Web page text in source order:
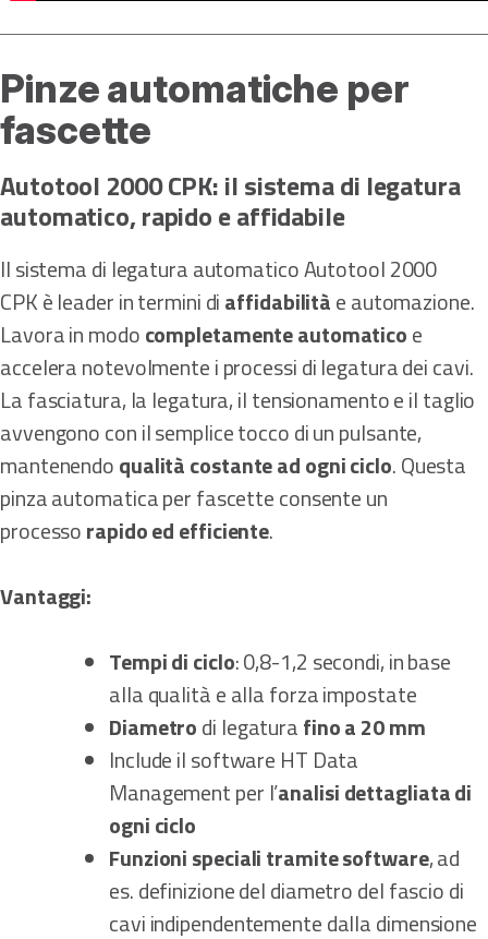
Pinze automatiche per
fascette
Autotool 2000 CPK: il sistema di legatura
automatico, rapido e affidabile
Il sistema di legatura automatico Autotool 2000
CPK è leader in termini diaffidabilitàe automazione.
Lavora in modocompletamente automaticoe
accelera notevolmente i processi di legatura dei cavi.
La fasciatura, la legatura, il tensionamento e il taglio
avvengono con il semplice tocco di un pulsante,
mantenendoqualità costante ad ogni ciclo. Questa
pinza automatica per fascette consente un
processorapido ed efficiente.
Vantaggi:
Tempi di ciclo: 0,8-1,2 secondi, in base
alla qualità e alla forza impostate
Diametrodi legaturafino a 20 mm
Include il software HT Data
Management per l’analisi dettagliata di
ogni ciclo
Funzioni speciali tramite software, ad
es. definizione del diametro del fascio di
cavi indipendentemente dalla dimensione